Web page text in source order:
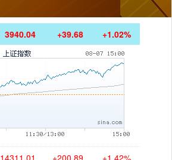
3940.04 +39.68 +1.02%
14311.01 +200.89 +1.42%